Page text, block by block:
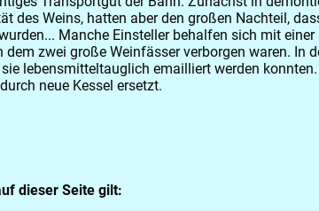
des Weins, hatten aber den großen Nachteil,
Manche Einsteller behalfen sich mit
dem zwei große Weinfässer verborgen waren. In
lebensmitteltauglich emailliert werden
neue Kessel ersetzt.
dieser Seite gilt: